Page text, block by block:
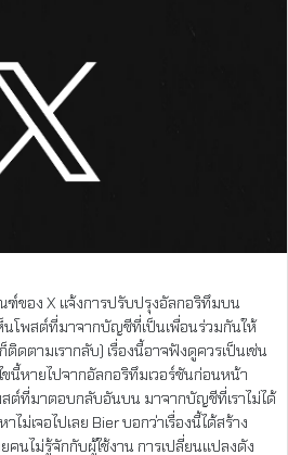
ของ X แจ้งการปรับปรุงอัลกอริทึมบน
นโพสต์ที่มาจากบัญชีที่เป็นเพื่อนร่วมกันให้
ติดตามเรากลับ) เรื่องนี้อาจฟังดูควรเป็นเช่น
นี้หายไปจากอัลกอริทึมเวอร์ชันก่อนหน้า
สต์ที่มาตอบกลับอันบน มาจากบัญชีที่เราไม่ได้
ม่เจอไปเลย Bier บอกว่าเรื่องนี้ได้สร้าง
นไม่รู้จักกับผู้ใช้งาน การเปลี่ยนแปลงดัง